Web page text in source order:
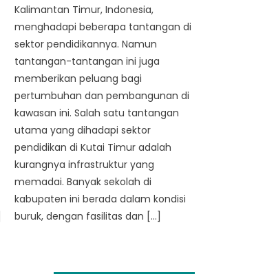
Kalimantan Timur, Indonesia,
menghadapi beberapa tantangan di
sektor pendidikannya. Namun
tantangan-tantangan ini juga
memberikan peluang bagi
pertumbuhan dan pembangunan di
kawasan ini. Salah satu tantangan
utama yang dihadapi sektor
pendidikan di Kutai Timur adalah
kurangnya infrastruktur yang
memadai. Banyak sekolah di
kabupaten ini berada dalam kondisi
buruk, dengan fasilitas dan […]